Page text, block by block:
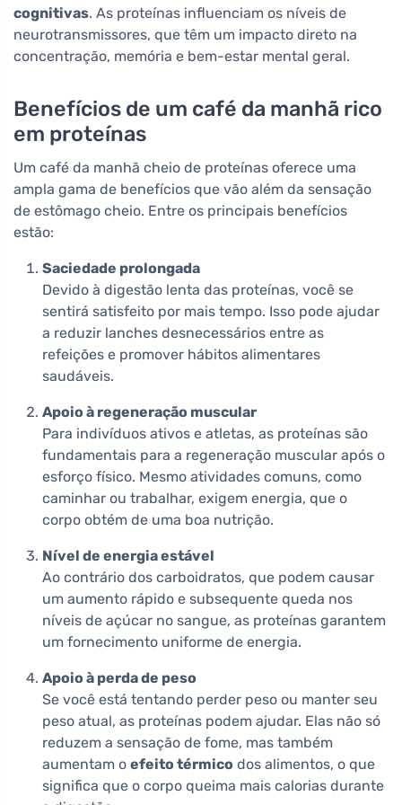
cognitivas. As proteínas influenciam os níveis de
neurotransmissores, que têm um impacto direto na
concentração, memória e bem-estar mental geral.
Benefícios de um café da manhã rico
em proteínas
Um café da manhã cheio de proteínas oferece uma
ampla gama de benefícios que vão além da sensação
de estômago cheio. Entre os principais benefícios
estão:
Saciedade prolongada
Devido à digestão lenta das proteínas, você se
sentirá satisfeito por mais tempo. Isso pode ajudar
a reduzir lanches desnecessários entre as
refeições e promover hábitos alimentares
saudáveis.
Apoio à regeneração muscular
Para indivíduos ativos e atletas, as proteínas são
fundamentais para a regeneração muscular após o
esforço físico. Mesmo atividades comuns, como
caminhar ou trabalhar, exigem energia, que o
corpo obtém de uma boa nutrição.
Nível de energia estável
Ao contrário dos carboidratos, que podem causar
um aumento rápido e subsequente queda nos
níveis de açúcar no sangue, as proteínas garantem
um fornecimento uniforme de energia.
Apoio à perda de peso
Se você está tentando perder peso ou manter seu
peso atual, as proteínas podem ajudar. Elas não só
reduzem a sensação de fome, mas também
aumentam o efeito térmico dos alimentos, o que
significa que o corpo queima mais calorias durante